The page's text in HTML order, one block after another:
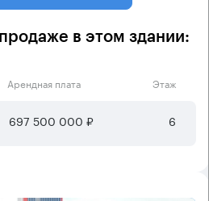
в этом здании:
Арендная плата Этаж
697 500 000 ₽ 6